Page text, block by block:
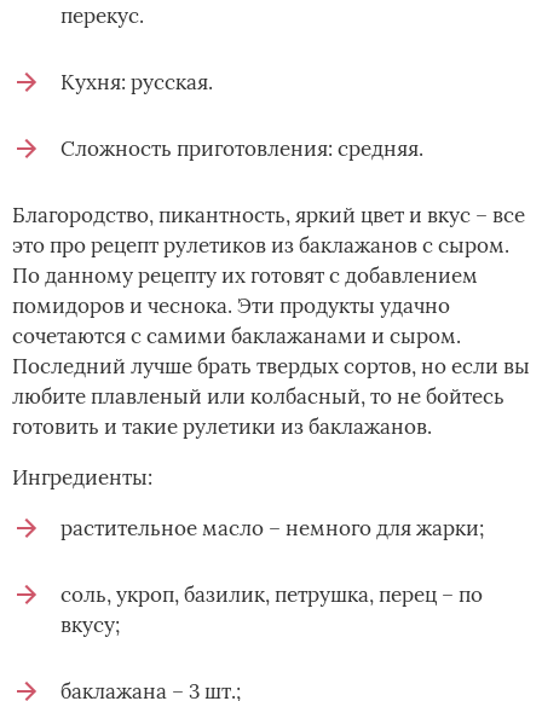
перекус.
Кухня: русская.
Сложность приготовления: средняя.
Благородство, пикантность, яркий цвет и вкус – все
это про рецепт рулетиков из баклажанов с сыром.
По данному рецепту их готовят с добавлением
помидоров и чеснока. Эти продукты удачно
сочетаются с самими баклажанами и сыром.
Последний лучше брать твердых сортов, но если вы
любите плавленый или колбасный, то не бойтесь
готовить и такие рулетики из баклажанов.
Ингредиенты:
растительное масло – немного для жарки;
соль, укроп, базилик, петрушка, перец – по
вкусу;
баклажана – 3 шт.;